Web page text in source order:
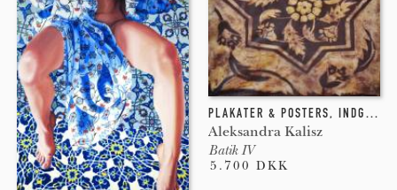
PLAKATER & POSTERS, INDGRAVERING
Aleksandra Kalisz
Batik IV
5.700 DKK